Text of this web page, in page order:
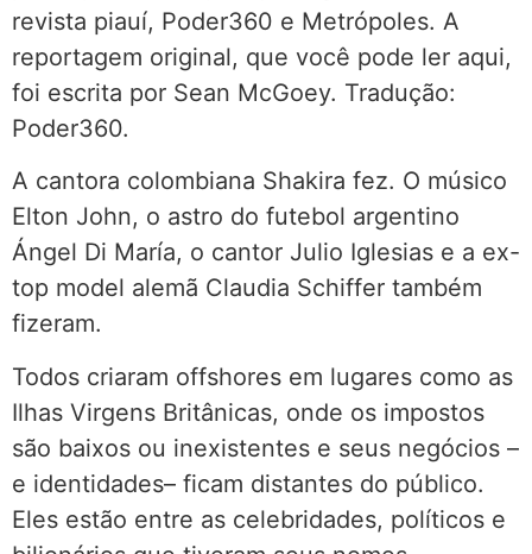
revista piauí, Poder360 e Metrópoles. A
reportagem original, que você pode ler aqui,
foi escrita por Sean McGoey. Tradução:
Poder360.
A cantora colombiana Shakira fez. O músico
Elton John, o astro do futebol argentino
Ángel Di María, o cantor Julio Iglesias e a ex-
top model alemã Claudia Schiffer também
fizeram.
Todos criaram offshores em lugares como as
Ilhas Virgens Britânicas, onde os impostos
são baixos ou inexistentes e seus negócios –
e identidades– ficam distantes do público.
Eles estão entre as celebridades, políticos e